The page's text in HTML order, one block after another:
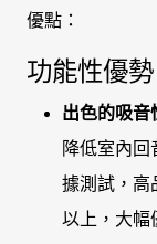
優點：
功能性優勢
出色的吸音
降低室內
據測試，高
以上，大幅